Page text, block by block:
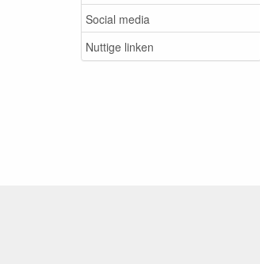
Social media
Nuttige linken